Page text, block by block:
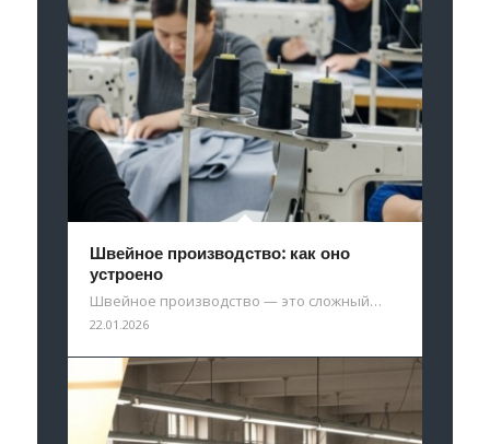
Швейное производство: как оно
устроено
Швейное производство — это сложный…
22.01.2026